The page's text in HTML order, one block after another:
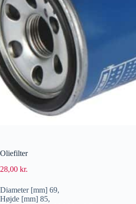
Oliefilter
28,00 kr.
Diameter [mm] 69,
Højde [mm] 85,